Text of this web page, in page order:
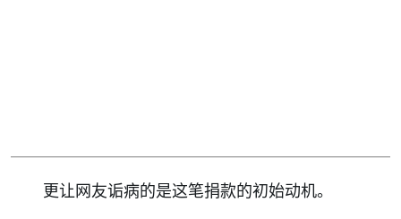
更让网友诟病的是这笔捐款的初始动机。